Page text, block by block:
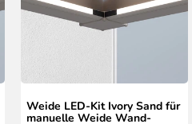
Weide LED-Kit Ivory Sand für
manuelle Weide Wand-